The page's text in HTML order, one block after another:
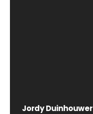
Jordy Duinhouwer